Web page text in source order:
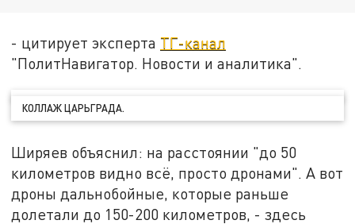
- цитирует эксперта ТГ-канал
"ПолитНавигатор. Новости и аналитика".
КОЛЛАЖ ЦАРЬГРАДА.
Ширяев объяснил: на расстоянии "до 50
километров видно всё, просто дронами". А вот
дроны дальнобойные, которые раньше
долетали до 150-200 километров, - здесь